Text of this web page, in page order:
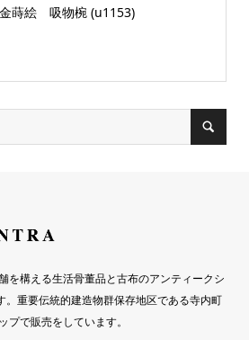
蒔絵 吸物椀 (u1153)
を構える生活骨董品と古布のアンティークシ
。重要伝統的建造物群保存地区である寺内町
プで販売をしています。